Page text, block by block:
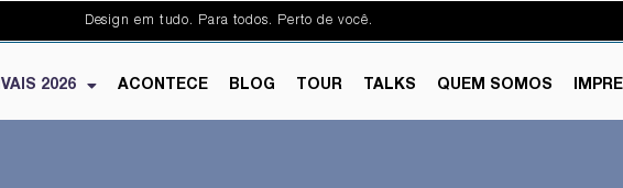
Design em tudo. Para todos. Perto de você.
2026 ACONTECE BLOG TOUR TALKS QUEM SOMOS